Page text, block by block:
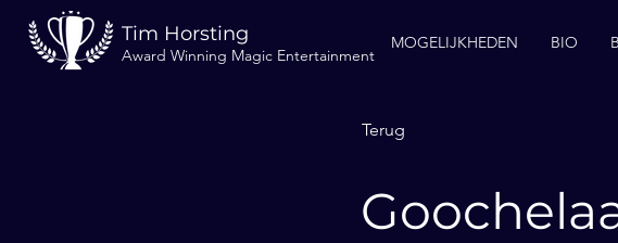
Tim Horsting
Award Winning Magic Entertainment
MOGELIJKHEDEN BIO
Terug